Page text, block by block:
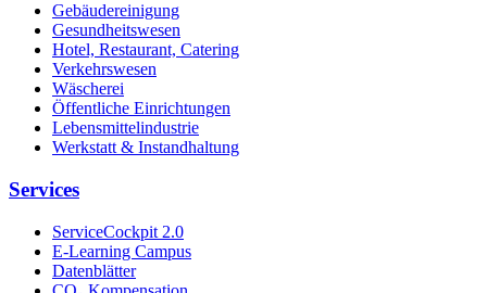
Gebäudereinigung
Gesundheitswesen
Hotel, Restaurant, Catering
Verkehrswesen
Wäscherei
Öffentliche Einrichtungen
Lebensmittelindustrie
Werkstatt & Instandhaltung
Services
ServiceCockpit 2.0
E-Learning Campus
Datenblätter